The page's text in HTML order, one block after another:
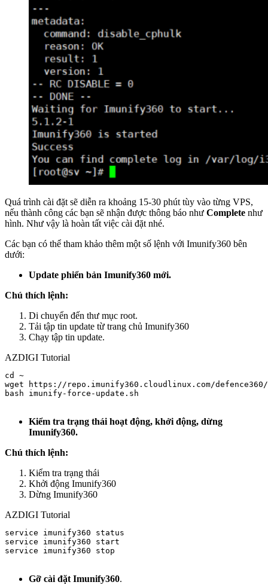
Quá trình cài đặt sẽ diễn ra khoảng 15-30 phút tùy vào từng VPS,
nếu thành công các bạn sẽ nhận được thông báo như Complete như
hình. Như vậy là hoàn tất việc cài đặt nhé.
Các bạn có thể tham khảo thêm một số lệnh với Imunify360 bên
dưới:
Update phiển bản Imunify360 mới.
Chú thích lệnh:
Di chuyển đến thư mục root.
Tải tập tin update từ trang chủ Imunify360
Chạy tập tin update.
AZDIGI Tutorial
cd ~
wget https://repo.imunify360.cloudlinux.com/
bash imunify-force-update.sh
Kiểm tra trạng thái hoạt động, khởi động, dừng
Imunify360.
Chú thích lệnh:
Kiểm tra trạng thái
Khởi động Imunify360
Dừng Imunify360
AZDIGI Tutorial
service imunify360 status
service imunify360 start
service imunify360 stop
Gỡ cài đặt Imunify360.